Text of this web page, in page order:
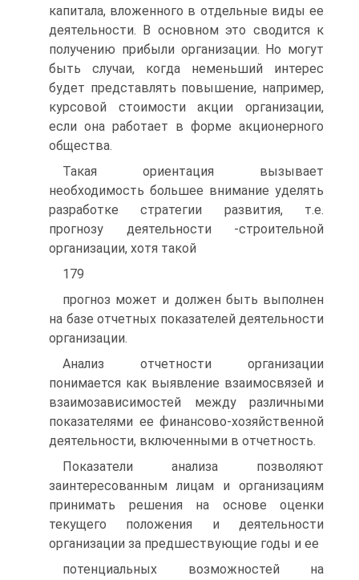
капитала, вложенного в отдельные виды ее
деятельности. В основном это сводится к
получению прибыли организации. Но могут
быть случаи, когда неменьший интерес
будет представлять повышение, например,
курсовой стоимости акции организации,
если она работает в форме акционерного
общества.
Такая ориентация вызывает
необходимость большее внимание уделять
разработке стратегии развития, т.е.
прогнозу деятельности -строительной
организации, хотя такой
179
прогноз может и должен быть выполнен
на базе отчетных показателей деятельности
организации.
Анализ отчетности организации
понимается как выявление взаимосвязей и
взаимозависимостей между различными
показателями ее финансово-хозяйственной
деятельности, включенными в отчетность.
Показатели анализа позволяют
заинтересованным лицам и организациям
принимать решения на основе оценки
текущего положения и деятельности
организации за предшествующие годы и ее
потенциальных возможностей на